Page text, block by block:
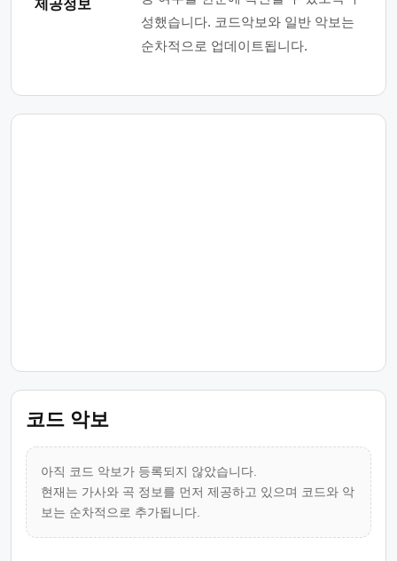
제공정보
성했습니다. 코드악보와 일반 악보는
순차적으로 업데이트됩니다.
코드 악보
아직 코드 악보가 등록되지 않았습니다.
현재는 가사와 곡 정보를 먼저 제공하고 있으며 코드와 악
보는 순차적으로 추가됩니다.